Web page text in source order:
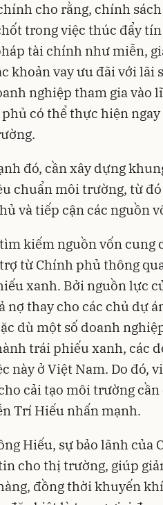
cho rằng, chính
trong việc thúc đẩy
tài chính như miễn,
khoản vay ưu đãi với lãi
nghiệp tham gia vào
có thể thực hiện ngay
đó, cần xây dựng
chuẩn môi trường, từ
và tiếp cận các nguồn
kiếm nguồn vốn cung
từ Chính phủ thông
xanh. Bởi nguồn lực
nợ thay cho các chủ dự
dù một số doanh
trái phiếu xanh, các
này ở Việt Nam. Do đó,
cải tạo môi trường cần
Trí Hiếu nhấn mạnh.
Hiếu, sự bảo lãnh của
cho thị trường, giúp
đồng thời khuyến